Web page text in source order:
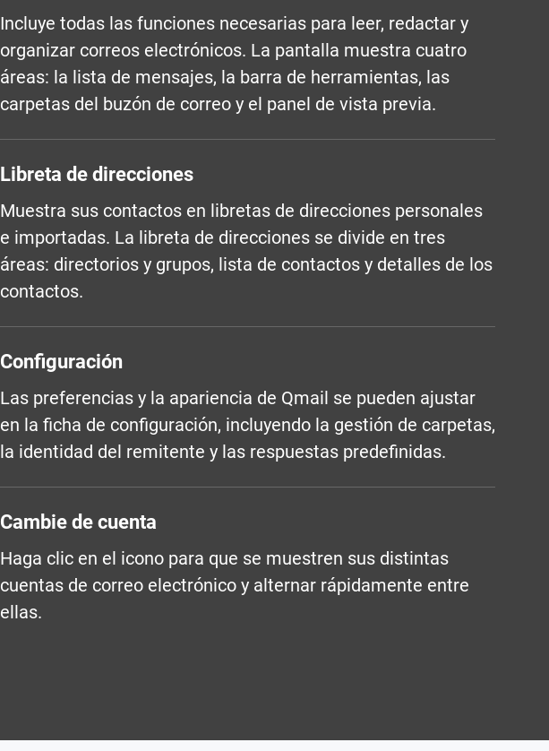
Incluye todas las funciones necesarias para leer, redactar y
organizar correos electrónicos. La pantalla muestra cuatro
áreas: la lista de mensajes, la barra de herramientas, las
carpetas del buzón de correo y el panel de vista previa.
Libreta de direcciones
Muestra sus contactos en libretas de direcciones personales
e importadas. La libreta de direcciones se divide en tres
áreas: directorios y grupos, lista de contactos y detalles de los
contactos.
Configuración
Las preferencias y la apariencia de Qmail se pueden ajustar
en la ficha de configuración, incluyendo la gestión de carpetas,
la identidad del remitente y las respuestas predefinidas.
Cambie de cuenta
Haga clic en el icono para que se muestren sus distintas
cuentas de correo electrónico y alternar rápidamente entre
ellas.